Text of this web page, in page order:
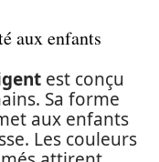
aux enfants
est conçu
Sa forme
aux enfants
Les couleurs